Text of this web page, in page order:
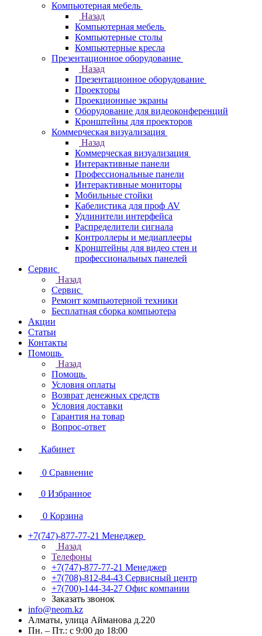
Компьютерная мебель
Назад
Компьютерная мебель
Компьютерные столы
Компьютерные кресла
Презентационное оборудование
Назад
Презентационное оборудование
Проекторы
Проекционные экраны
Оборудование для видеоконференций
Кронштейны для проекторов
Коммерческая визуализация
Назад
Коммерческая визуализация
Интерактивные панели
Профессиональные панели
Интерактивные мониторы
Мобильные стойки
Кабелистика для проф AV
Удлинители интерфейса
Распределители сигнала
Контроллеры и медиаплееры
Кронштейны для видео стен и
профессиональных панелей
Сервис
Назад
Сервис
Ремонт компьютерной техники
Бесплатная сборка компьютера
Акции
Статьи
Контакты
Помощь
Назад
Помощь
Условия оплаты
Возврат денежных средств
Условия доставки
Гарантия на товар
Вопрос-ответ
Кабинет
0 Сравнение
0 Избранное
0 Корзина
+7(747)-877-77-21 Менеджер
Назад
Телефоны
+7(747)-877-77-21 Менеджер
+7(708)-812-84-43 Сервисный центр
+7(700)-144-34-27 Офис компании
Заказать звонок
info@neom.kz
Алматы, улица Айманова д.220
Пн. – Пт.: с 9:00 до 18:00